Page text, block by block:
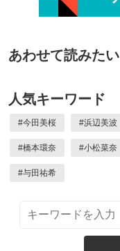
あわせて読みたい
人気キーワード
#今田美桜 #浜辺美波
#橋本環奈 #小松菜奈
#与田祐希